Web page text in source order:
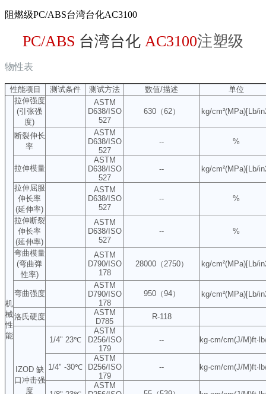
阻燃级PC/ABS台湾台化AC3100
PC/ABS 台湾台化 AC3100注塑级
物性表
性能项目 测试条件 测试方法 数值/描述 单位
机
械
性
能
拉伸强度
(引张强
度)
ASTM
D638/ISO
527
630（62） kg/cm²(MPa)[Lb/
断裂伸长
率
ASTM
D638/ISO
527
-- %
拉伸模量
ASTM
D638/ISO
527
-- kg/cm²(MPa)[Lb/
拉伸屈服
伸长率
(延伸率)
ASTM
D638/ISO
527
-- %
拉伸断裂
伸长率
(延伸率)
ASTM
D638/ISO
527
-- %
弯曲模量
(弯曲弹
性率)
ASTM
D790/ISO
178
28000（2750） kg/cm²(MPa)[Lb/
弯曲强度
ASTM
D790/ISO
178
950（94） kg/cm²(MPa)[Lb/
洛氏硬度
ASTM
D785
R-118
IZOD 缺
口冲击强
度
1/4" 23℃
ASTM
D256/ISO
179
-- kg·cm/cm(J/
1/4" -30℃
ASTM
D256/ISO
179
-- kg·cm/cm(J/
ASTM